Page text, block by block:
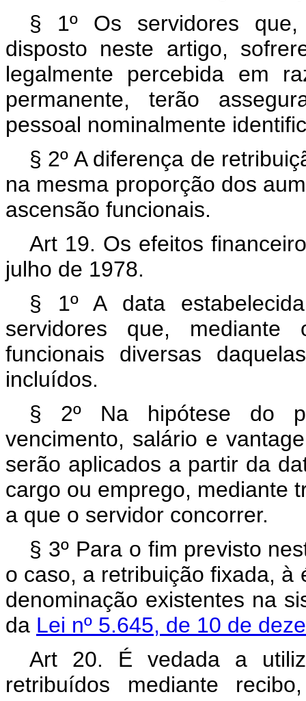
§ 1º Os servidores
disposto neste artigo,
legalmente percebida em
permanente, terão
pessoal nominalmente
§ 2º A diferença de
na mesma proporção dos
ascensão funcionais.
Art 19. Os efeitos
julho de 1978.
§ 1º A data
servidores que, mediante
funcionais diversas
incluídos.
§ 2º Na hipótese do
vencimento, salário e
serão aplicados a partir da
cargo ou emprego, mediante
a que o servidor concorrer.
§ 3º Para o fim previsto
o caso, a retribuição fixada, à
denominação existentes na
da Lei nº 5.645, de 10 de
Art 20. É vedada a
retribuídos mediante